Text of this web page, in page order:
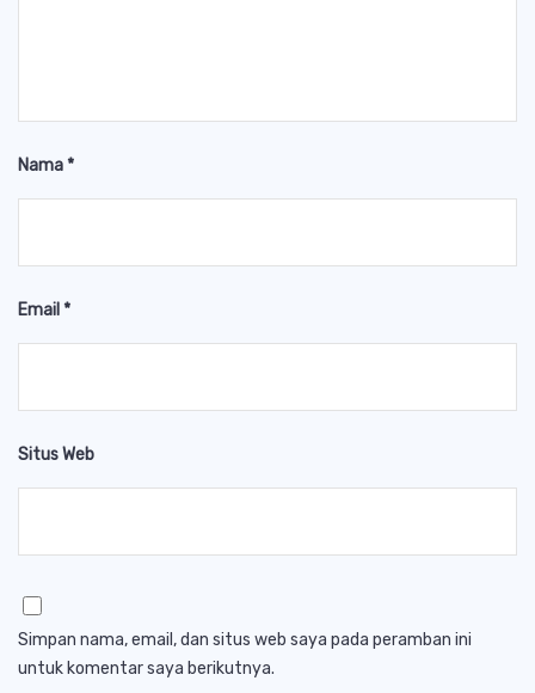
Nama*
Email *
Situs Web
Simpan nama, email, dan situs web saya pada peramban ini
untuk komentar saya berikutnya.